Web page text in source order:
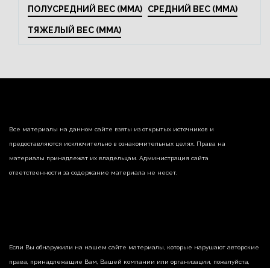
ПОЛУСРЕДНИЙ ВЕС (MMA) СРЕДНИЙ ВЕС (MMA)
ТЯЖЕЛЫЙ ВЕС (MMA)
Все материалы на данном сайте взяты из открытых источников и
предоставляются исключительно в ознакомительных целях. Права на
материалы принадлежат их владельцам. Администрация сайта
ответственности за содержание материала не несет.
Если Вы обнаружили на нашем сайте материалы, которые нарушают авторские
права, принадлежащие Вам, Вашей компании или организации, пожалуйста,